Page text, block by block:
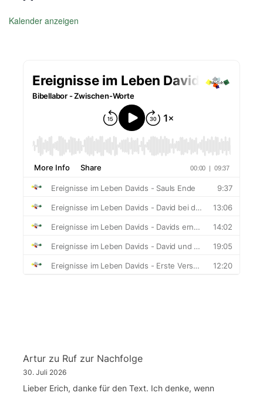
Kalender anzeigen
Artur zu Ruf zur Nachfolge
30. Juli 2026
Lieber Erich, danke für den Text. Ich denke, wenn